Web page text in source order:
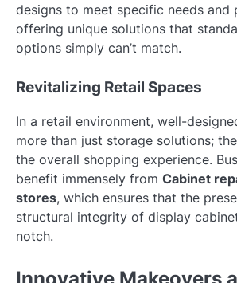
designs to meet specific needs and
offering unique solutions that
options simply can’t match.
Revitalizing Retail Spaces
In a retail environment, well-
more than just storage solutions;
the overall shopping experience.
benefit immensely from Cabinet
stores, which ensures that the
structural integrity of display
notch.